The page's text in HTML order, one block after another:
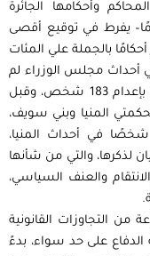
وأحكامها الجائرة
يفرط في توقيع أقصى
بالجملة علي المئات
أحداث مجلس الوزراء لم
يكن الأول من نوعه، فقبله بيومين صدر حكم بإعدام 183 شخص، وقبل
أخر في محكمتي المنيا وبني سويف،
عن أحكام جماعية بالمؤبد على 492 شخصًا في أحداث المنيا،
لذكرها، والتي من شأنها
والعنف السياسي،
التجاوزات القانونية
على حد سواء، بدءً